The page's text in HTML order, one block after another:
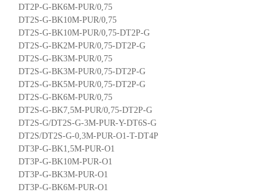
DT2P-G-BK6M-PUR/0,75
DT2S-G-BK10M-PUR/0,75
DT2S-G-BK10M-PUR/0,75-DT2P-G
DT2S-G-BK2M-PUR/0,75-DT2P-G
DT2S-G-BK3M-PUR/0,75
DT2S-G-BK3M-PUR/0,75-DT2P-G
DT2S-G-BK5M-PUR/0,75-DT2P-G
DT2S-G-BK6M-PUR/0,75
DT2S-G-BK7,5M-PUR/0,75-DT2P-G
DT2S-G/DT2S-G-3M-PUR-Y-DT6S-G
DT2S/DT2S-G-0,3M-PUR-O1-T-DT4P
DT3P-G-BK1,5M-PUR-O1
DT3P-G-BK10M-PUR-O1
DT3P-G-BK3M-PUR-O1
DT3P-G-BK6M-PUR-O1